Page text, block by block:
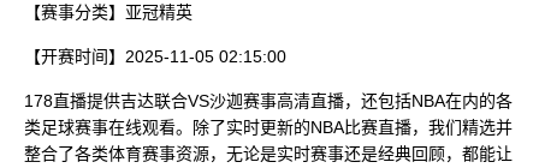
【赛事分类】 亚冠精英
【开赛时间】 2025-11-05 02:15:00
178直播提供吉达联合VS沙迦赛事高清直播，还包括NBA在内的各
类足球赛事在线观看。除了实时更新的NBA比赛直播，我们精选并
整合了各类体育赛事资源，无论是实时赛事还是经典回顾，都能让